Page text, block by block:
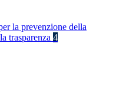
la prevenzione della
trasparenza 4